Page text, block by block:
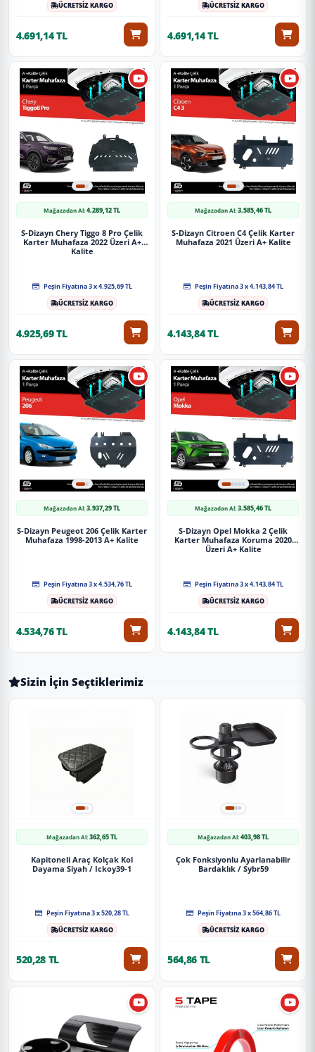
ÜCRETSİZ KARGO
4.691,14 TL
ÜCRETSİZ KARGO
4.691,14 TL
Mağazadan Al:4.289,12 TL
S-Dizayn Chery Tiggo 8 Pro Çelik
Karter Muhafaza 2022 Üzeri A+
Kalite
Peşin Fiyatına 3 x 4.925,69 TL
ÜCRETSİZ KARGO
4.925,69 TL
Mağazadan Al:3.585,46 TL
S-Dizayn Citroen C4 Çelik Karter
Muhafaza 2021 Üzeri A+ Kalite
Peşin Fiyatına 3 x 4.143,84 TL
ÜCRETSİZ KARGO
4.143,84 TL
Mağazadan Al:3.937,29 TL
S-Dizayn Peugeot 206 Çelik Karter
Muhafaza 1998-2013 A+ Kalite
Peşin Fiyatına 3 x 4.534,76 TL
ÜCRETSİZ KARGO
4.534,76 TL
Mağazadan Al:3.585,46 TL
S-Dizayn Opel Mokka 2 Çelik
Karter Muhafaza Koruma 2020
Üzeri A+ Kalite
Peşin Fiyatına 3 x 4.143,84 TL
ÜCRETSİZ KARGO
4.143,84 TL
Sizin İçin Seçtiklerimiz
Mağazadan Al:362,65 TL
Kapitoneli Araç Kolçak Kol
Dayama Siyah / Ickoy39-1
Peşin Fiyatına 3 x 520,28 TL
ÜCRETSİZ KARGO
520,28 TL
Mağazadan Al:403,98 TL
Çok Fonksiyonlu Ayarlanabilir
Bardaklık / Sybr59
Peşin Fiyatına 3 x 564,86 TL
ÜCRETSİZ KARGO
564,86 TL